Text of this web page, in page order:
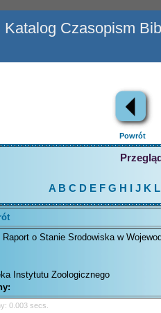
Katalog Czasopism
Powrót
A B C D EFG H J K L
Raport o Stanie Srodowiska w
Instytutu Zoologicznego
0.003 secs.